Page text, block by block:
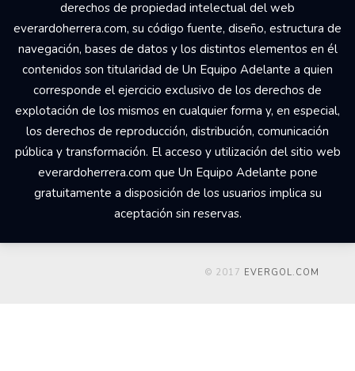
derechos de propiedad intelectual del web
everardoherrera.com, su código fuente, diseño, estructura de
navegación, bases de datos y los distintos elementos en él
contenidos son titularidad de Un Equipo Adelante a quien
corresponde el ejercicio exclusivo de los derechos de
explotación de los mismos en cualquier forma y, en especial,
los derechos de reproducción, distribución, comunicación
pública y transformación. El acceso y utilización del sitio web
everardoherrera.com que Un Equipo Adelante pone
gratuitamente a disposición de los usuarios implica su
aceptación sin reservas.
© 2017 EVERGOL.COM